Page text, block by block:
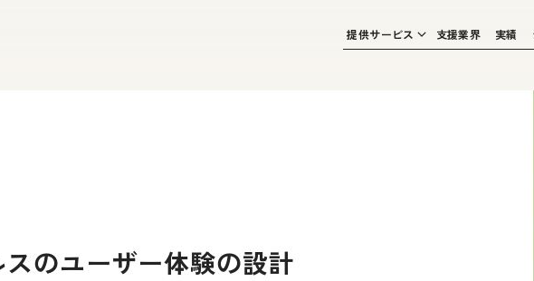
提供サービス 支援業界 実績
のユーザー体験の設計